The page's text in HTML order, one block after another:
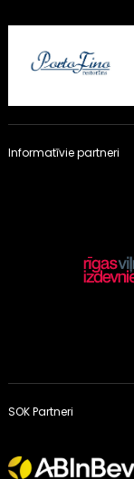
Informatīvie partneri
SOK Partneri